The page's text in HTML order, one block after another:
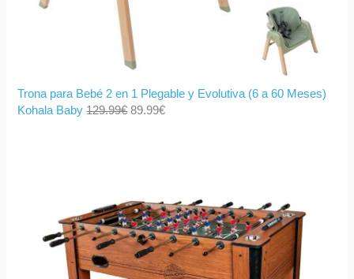
Trona para Bebé 2 en 1 Plegable y Evolutiva (6 a 60 Meses)
Kohala Baby 129.99€ 89.99€